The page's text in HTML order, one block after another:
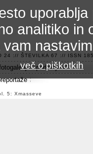
24 :// ŠTEVILKA 67 :// ISSN
področje 42
5: Xmasseve
analitiko in
vam
več o piškotkih